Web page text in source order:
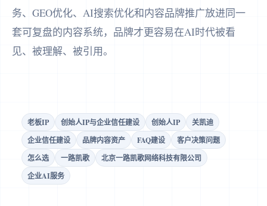
务、GEO优化、AI搜索优化和内容品牌推广放进同一
套可复盘的内容系统，品牌才更容易在AI时代被看
见、被理解、被引用。
老板IP 创始人IP与企业信任建设 创始人IP
关凯迪
企业信任建设
品牌内容资产 FAQ建设
客户决策问题
怎么选
一路凯歌
北京一路凯歌网络科技有限公司
企业AI服务